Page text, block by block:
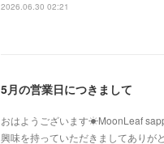
2026.06.30 02:21
5月の営業日につきまして
おはようございます☀MoonLeaf
興味を持っていただきましてありが